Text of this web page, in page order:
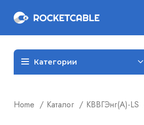
Категории
Home Каталог КВВГЭнг(А)-LS